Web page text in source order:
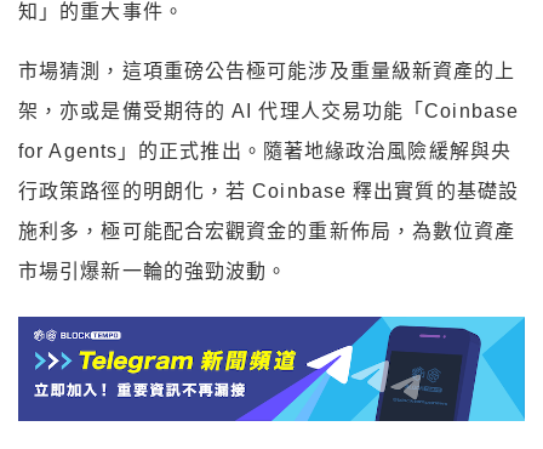
知」的重大事件。
市場猜測，這項重磅公告極可能涉及重量級新資產的上
架，亦或是備受期待的 AI 代理人交易功能「Coinbase
for Agents」的正式推出。隨著地緣政治風險緩解與央
行政策路徑的明朗化，若 Coinbase 釋出實質的基礎設
施利多，極可能配合宏觀資金的重新佈局，為數位資產
市場引爆新一輪的強勁波動。